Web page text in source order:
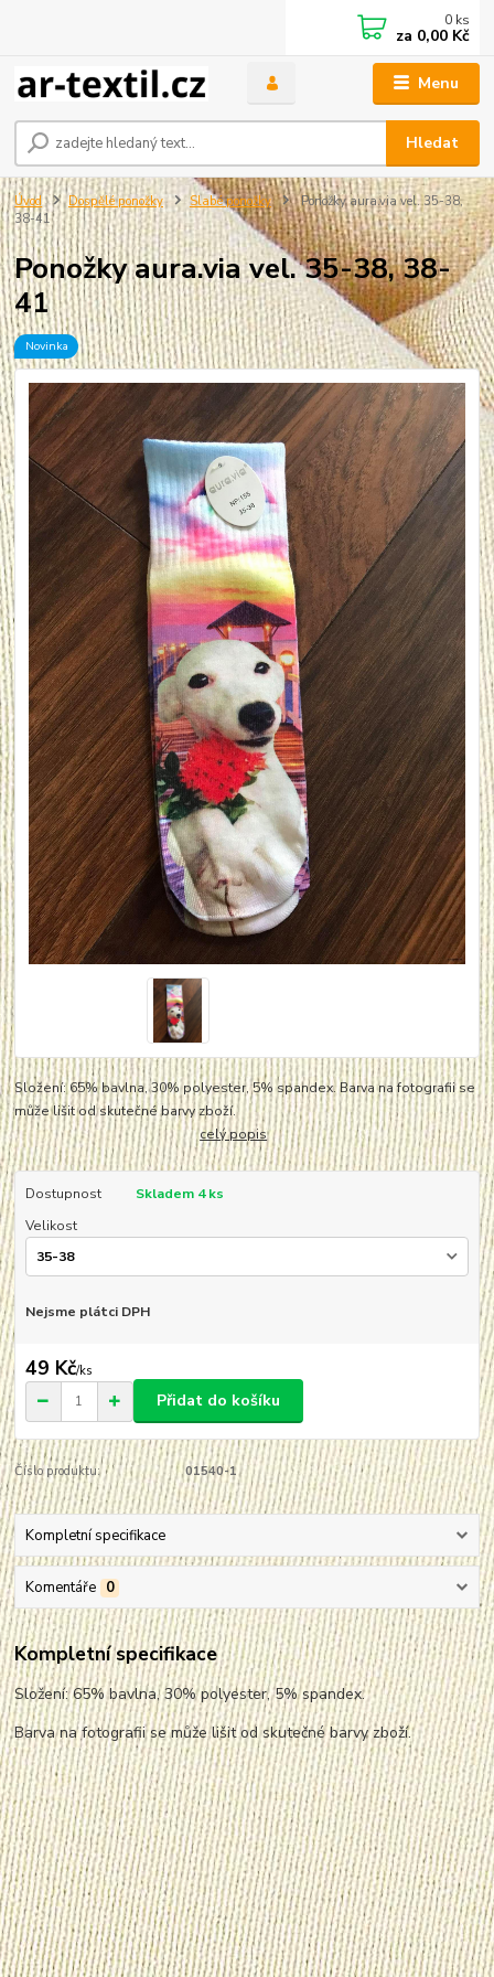
Menu
Hledat
0 ks
za 0,00 Kč
Úvod Dospělé ponožky Slabé ponožky
Ponožky aura.via vel. 35-38,
38-41
Ponožky aura.via vel. 35-38, 38-
41
Novinka
Složení: 65% bavlna, 30% polyester, 5% spandex. Barva na fotografii se
může lišit od skutečné barvy zboží.
celý popis
Dostupnost
Skladem 4 ks
Velikost
Nejsme plátci DPH
49 Kč/ks
Přidat do košíku
Číslo produktu: 01540-1
Kompletní specifikace
Komentáře 0
Kompletní specifikace
Složení: 65% bavlna, 30% polyester, 5% spandex.
Barva na fotografii se může lišit od skutečné barvy zboží.